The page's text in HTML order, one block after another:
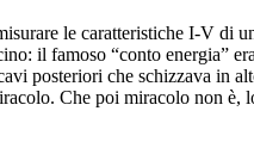
le caratteristiche I-V di
il famoso “conto energia”
posteriori che schizzava in
Che poi miracolo non